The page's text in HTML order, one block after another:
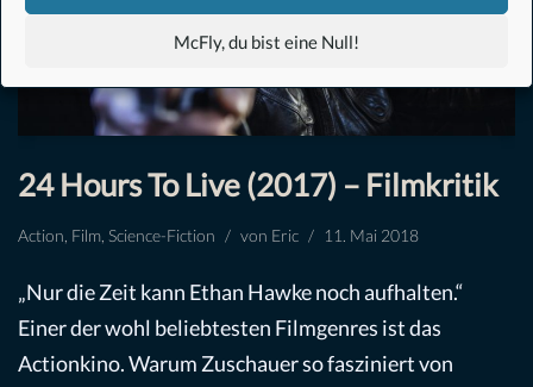
McFly, du bist eine Null!
24 Hours To Live (2017) – Filmkritik
Action Film Science-Fiction von Eric 11. Mai 2018
„Nur die Zeit kann Ethan Hawke noch aufhalten.“
Einer der wohl beliebtesten Filmgenres ist das
Actionkino. Warum Zuschauer so fasziniert von